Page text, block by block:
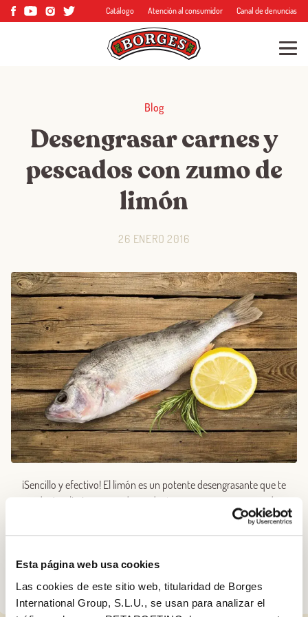
Esta página web usa cookies
Las cookies de este sitio web, titularidad de Borges
International Group, S.L.U., se usan para analizar el
Catálogo Atención al consumidor Canal de denuncias
Blog
Desengrasar carnes y
pescados con zumo de
limón
26 ENERO 2016
¡Sencillo y efectivo! El limón es un potente desengrasante que te
ayudará a eliminar grasa de productos como carnes y pescados.
Rocíalos con zumo de este cítrico, deja actuar unos minutos y a
cocinar. También puedes usarlo en ensaladas.